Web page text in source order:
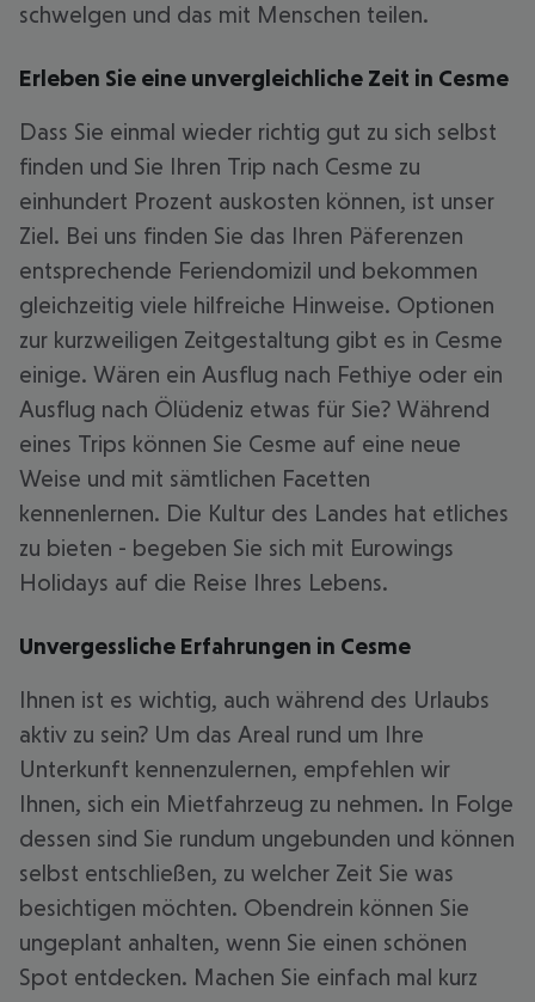
schwelgen und das mit Menschen teilen.
Erleben Sie eine unvergleichliche Zeit in Cesme
Dass Sie einmal wieder richtig gut zu sich selbst
finden und Sie Ihren Trip nach Cesme zu
einhundert Prozent auskosten können, ist unser
Ziel. Bei uns finden Sie das Ihren Päferenzen
entsprechende Feriendomizil und bekommen
gleichzeitig viele hilfreiche Hinweise. Optionen
zur kurzweiligen Zeitgestaltung gibt es in Cesme
einige. Wären ein Ausflug nach Fethiye oder ein
Ausflug nach Ölüdeniz etwas für Sie? Während
eines Trips können Sie Cesme auf eine neue
Weise und mit sämtlichen Facetten
kennenlernen. Die Kultur des Landes hat etliches
zu bieten - begeben Sie sich mit Eurowings
Holidays auf die Reise Ihres Lebens.
Unvergessliche Erfahrungen in Cesme
Ihnen ist es wichtig, auch während des Urlaubs
aktiv zu sein? Um das Areal rund um Ihre
Unterkunft kennenzulernen, empfehlen wir
Ihnen, sich ein Mietfahrzeug zu nehmen. In Folge
dessen sind Sie rundum ungebunden und können
selbst entschließen, zu welcher Zeit Sie was
besichtigen möchten. Obendrein können Sie
ungeplant anhalten, wenn Sie einen schönen
Spot entdecken. Machen Sie einfach mal kurz